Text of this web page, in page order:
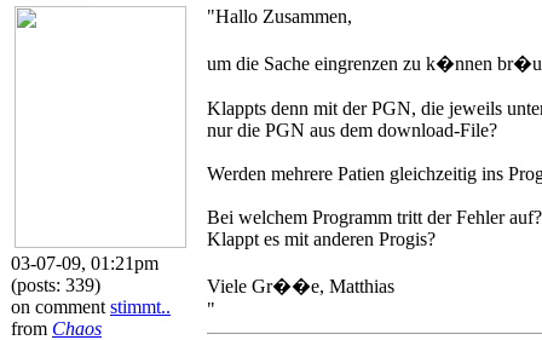
03-07-09, 01:21pm
(posts: 339)
on comment stimmt..
from Chaos
"Hallo Zusammen,
um die Sache eingrenzen zu k�nnen
Klappts denn mit der PGN, die jeweils
nur die PGN aus dem download-File?
Werden mehrere Patien gleichzeitig ins
Bei welchem Programm tritt der Fehler auf?
Klappt es mit anderen Progis?
Viele Gr��e, Matthias
"